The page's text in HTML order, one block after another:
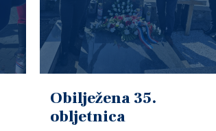
Obilježena 35.
obljetnica